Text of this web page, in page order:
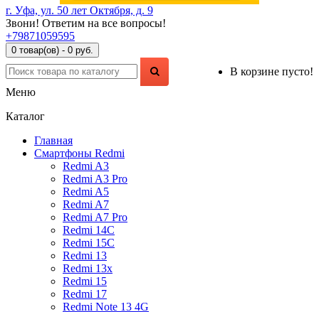
г. Уфа, ул. 50 лет Октября, д. 9
Звони! Ответим на все вопросы!
+79871059595
0 товар(ов) - 0 руб.
В корзине пусто!
Меню
Каталог
Главная
Смартфоны Redmi
Redmi A3
Redmi A3 Pro
Redmi A5
Redmi A7
Redmi A7 Pro
Redmi 14C
Redmi 15C
Redmi 13
Redmi 13x
Redmi 15
Redmi 17
Redmi Note 13 4G